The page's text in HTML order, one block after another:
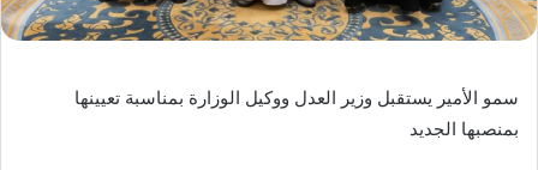
سمو الأمير يستقبل وزير العدل ووكيل الوزارة بمناسبة تعيينها
بمنصبها الجديد